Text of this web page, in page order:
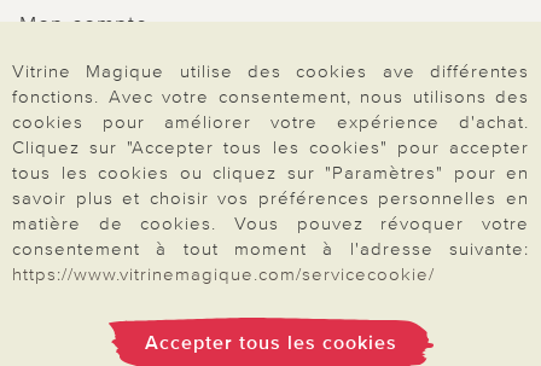
Mon compte
Inscription Newsletter
Demande de catalogue
Données personnelles
Droit de rétractation
Rétractation
Paiement & Livraison
Vitrine Magique utilise des cookies ave différentes
fonctions. Avec votre consentement, nous utilisons des
cookies pour améliorer votre expérience d'achat.
Cliquez sur "Accepter tous les cookies" pour accepter
tous les cookies ou cliquez sur "Paramètres" pour en
savoir plus et choisir vos préférences personnelles en
matière de cookies. Vous pouvez révoquer votre
consentement à tout moment à l'adresse suivante:
https://www.vitrinemagique.com/servicecookie/
Accepter tous les cookies